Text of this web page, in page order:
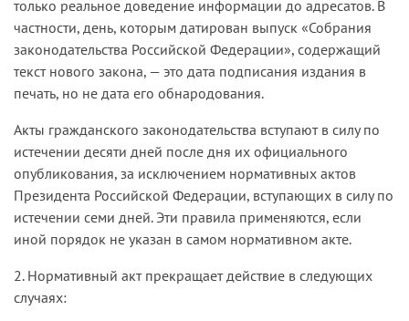
только реальное доведение информации до адресатов. В
частности, день, которым датирован выпуск «Собрания
законодательства Российской Федерации», содержащий
текст нового закона, — это дата подписания издания в
печать, но не дата его обнародования.
Акты гражданского законодательства вступают в силу по
истечении десяти дней после дня их официального
опубликования, за исключением нормативных актов
Президента Российской Федерации, вступающих в силу по
истечении семи дней. Эти правила применяются, если
иной порядок не указан в самом нормативном акте.
2. Нормативный акт прекращает действие в следующих
случаях: